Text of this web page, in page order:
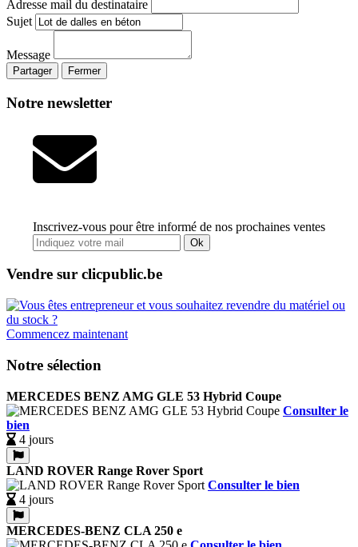
Adresse mail du destinataire
Sujet
Message
Partager Fermer
Notre newsletter
Inscrivez-vous pour être informé de nos prochaines ventes
Ok
Vendre sur clicpublic.be
Commencez maintenant
Notre sélection
MERCEDES BENZ AMG GLE 53 Hybrid Coupe
Consulter le
bien
4 jours
LAND ROVER Range Rover Sport
Consulter le bien
4 jours
MERCEDES-BENZ CLA 250 e